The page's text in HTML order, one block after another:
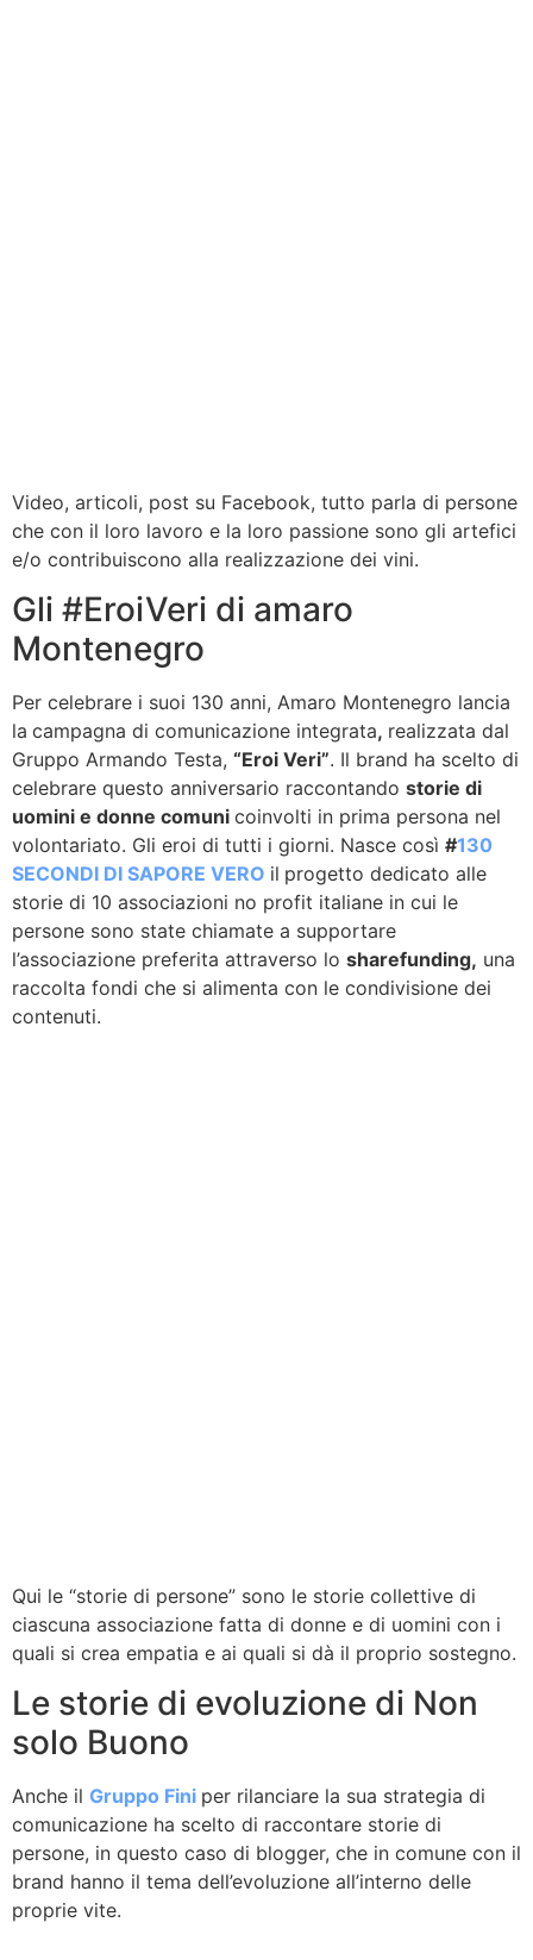
Video, articoli, post su Facebook, tutto parla di persone
che con il loro lavoro e la loro passione sono gli artefici
e/o contribuiscono alla realizzazione dei vini.
Gli #EroiVeri di amaro
Montenegro
Per celebrare i suoi 130 anni, Amaro Montenegro lancia
la campagna di comunicazione integrata, realizzata dal
Gruppo Armando Testa, “Eroi Veri”. Il brand ha scelto di
celebrare questo anniversario raccontando storie di
uomini e donne comuni coinvolti in prima persona nel
volontariato. Gli eroi di tutti i giorni. Nasce così #130
SECONDI DI SAPORE VERO il progetto dedicato alle
storie di 10 associazioni no profit italiane in cui le
persone sono state chiamate a supportare
l’associazione preferita attraverso lo sharefunding, una
raccolta fondi che si alimenta con le condivisione dei
contenuti.
Qui le “storie di persone” sono le storie collettive di
ciascuna associazione fatta di donne e di uomini con i
quali si crea empatia e ai quali si dà il proprio sostegno.
Le storie di evoluzione di Non
solo Buono
Anche il Gruppo Fini per rilanciare la sua strategia di
comunicazione ha scelto di raccontare storie di
persone, in questo caso di blogger, che in comune con il
brand hanno il tema dell’evoluzione all’interno delle
proprie vite.